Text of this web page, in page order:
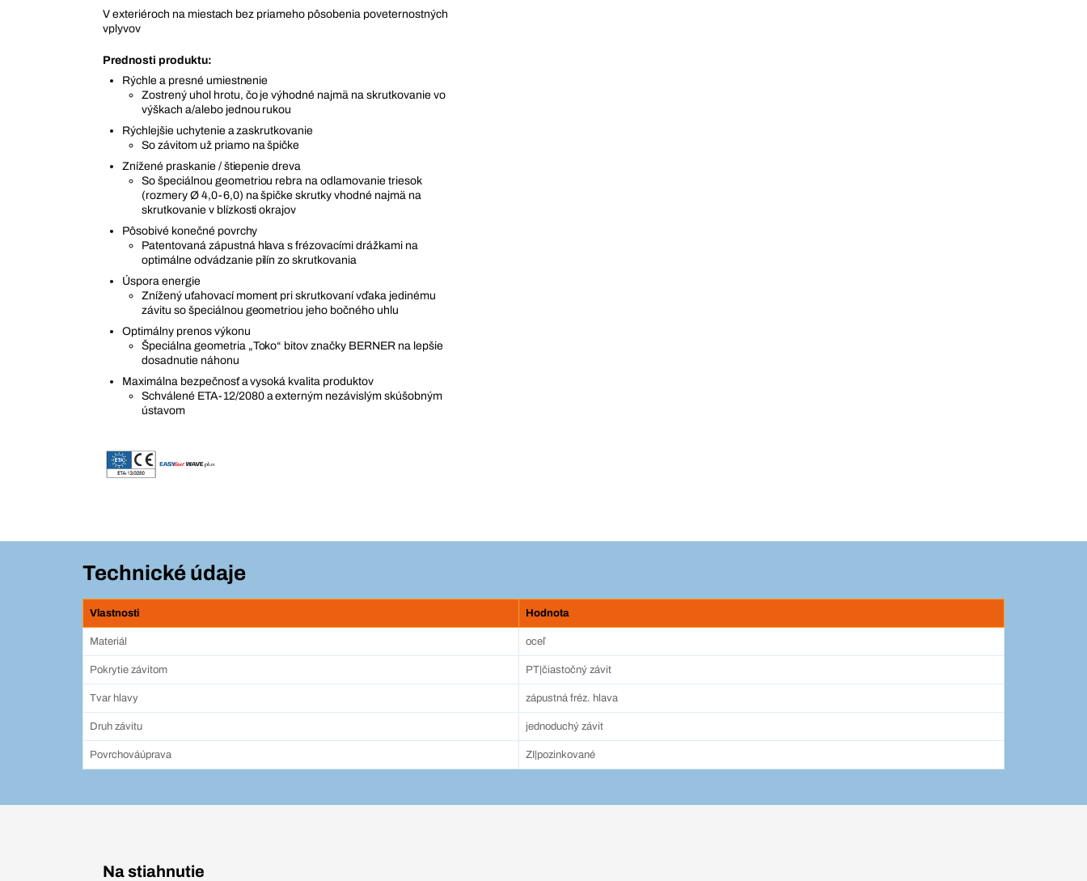
V exteriéroch na miestach bez priameho pôsobenia poveternostných
vplyvov
Prednosti produktu:
Rýchle a presné umiestnenie
Zostrený uhol hrotu, čo je výhodné najmä na skrutkovanie vo
výškach a/alebo jednou rukou
Rýchlejšie uchytenie a zaskrutkovanie
So závitom už priamo na špičke
Znížené praskanie / štiepenie dreva
So špeciálnou geometriou rebra na odlamovanie triesok
(rozmery Ø 4,0-6,0) na špičke skrutky vhodné najmä na
skrutkovanie v blízkosti okrajov
Pôsobivé konečné povrchy
Patentovaná zápustná hlava s frézovacími drážkami na
optimálne odvádzanie pilín zo skrutkovania
Úspora energie
Znížený uťahovací moment pri skrutkovaní vďaka jedinému
závitu so špeciálnou geometriou jeho bočného uhlu
Optimálny prenos výkonu
Špeciálna geometria „Toko“ bitov značky BERNER na lepšie
dosadnutie náhonu
Maximálna bezpečnosť a vysoká kvalita produktov
Schválené ETA-12/2080 a externým nezávislým skúšobným
ústavom
Technické údaje
Vlastnosti Hodnota
Materiál oceľ
Pokrytie závitom PT|čiastočný závit
Tvar hlavy zápustná fréz. hlava
Druh závitu jednoduchý závit
Povrchováúprava ZI|pozinkované
Na stiahnutie